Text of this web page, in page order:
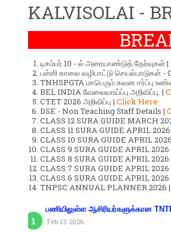
KALVISOLAI -
டிசம்பர் 10 - ல் அரையாண்டுத் தேர்வுகள் |
பள்ளி காலை வழிபாட்டு செயல்பாடுகள் -
TNHSPGTA மாபெரும் கவன ஈர்ப்பு
BEL INDIA வேலைவாய்ப்பு அறிவிப்பு. |
CTET 2026 அறிவிப்பு | Click Here
DSE - Non Teaching Staff Details |
CLASS 12 SURA GUIDE MARCH
CLASS 11 SURA GUIDE APRIL 2026
CLASS 10 SURA GUIDE APRIL
CLASS 9 SURA GUIDE APRIL 2026
CLASS 8 SURA GUIDE APRIL 2026
CLASS 7 SURA GUIDE APRIL 2026
CLASS 6 SURA GUIDE APRIL 2026
TNPSC ANNUAL PLANNER 2026 |
பணியிலுள்ள ஆசிரியர்களுக்கான
Feb 13 2026